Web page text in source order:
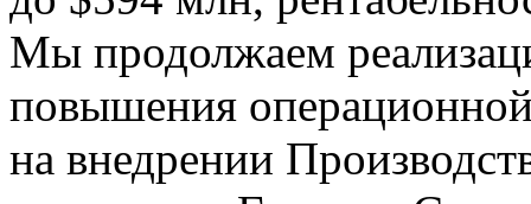
Мы продолжаем
повышения
на внедрении